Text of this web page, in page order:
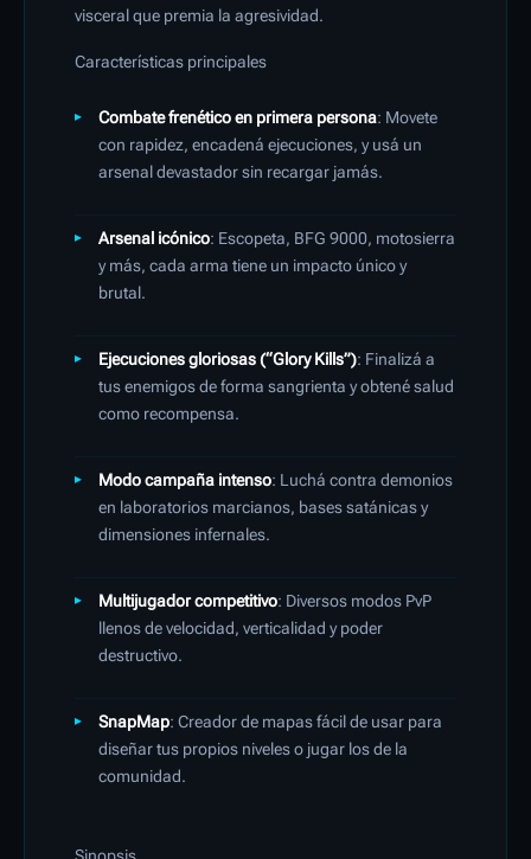
visceral que premia la agresividad.
Características principales
Combate frenético en primera persona: Movete
con rapidez, encadená ejecuciones, y usá un
arsenal devastador sin recargar jamás.
Arsenal icónico: Escopeta, BFG 9000, motosierra
y más, cada arma tiene un impacto único y
brutal.
Ejecuciones gloriosas (“Glory Kills”): Finalizá a
tus enemigos de forma sangrienta y obtené salud
como recompensa.
Modo campaña intenso: Luchá contra demonios
en laboratorios marcianos, bases satánicas y
dimensiones infernales.
Multijugador competitivo: Diversos modos PvP
llenos de velocidad, verticalidad y poder
destructivo.
SnapMap: Creador de mapas fácil de usar para
diseñar tus propios niveles o jugar los de la
comunidad.